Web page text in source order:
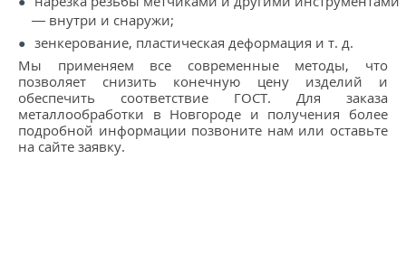
— внутри и снаружи;
зенкерование, пластическая деформация и т. д.
Мы применяем все современные методы, что
позволяет снизить конечную цену изделий и
обеспечить соответствие ГОСТ. Для заказа
металлообработки в Новгороде и получения более
подробной информации позвоните нам или оставьте
на сайте заявку.